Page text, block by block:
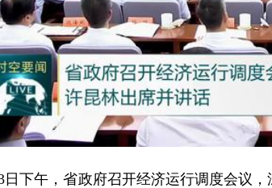
日下午，省政府召开经济运行调度会议